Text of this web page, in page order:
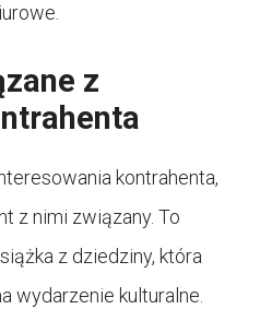
z
kontrahenta,
z nimi związany. To
z dziedziny, która
wydarzenie kulturalne.